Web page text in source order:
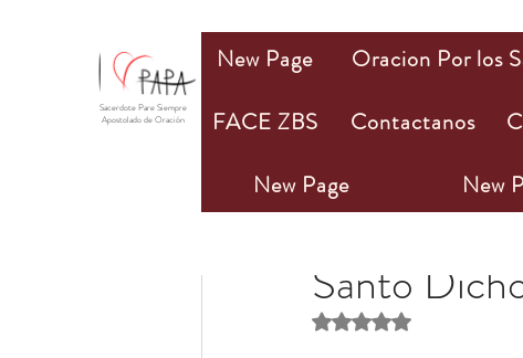
Santo
Obtuvo NaN de 5 estrellas.
New Page Oracion Por los
FACE ZBS
Contactanos
New Page
New
Sacerdote Pare Siempre
Apostolado de Oración